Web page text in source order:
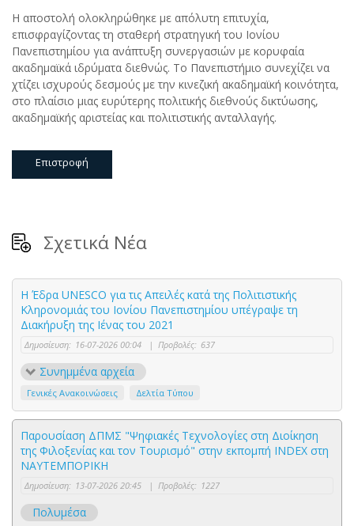
Η αποστολή ολοκληρώθηκε με απόλυτη επιτυχία,
επισφραγίζοντας τη σταθερή στρατηγική του Ιονίου
Πανεπιστημίου για ανάπτυξη συνεργασιών με κορυφαία
ακαδημαϊκά ιδρύματα διεθνώς. Το Πανεπιστήμιο συνεχίζει να
χτίζει ισχυρούς δεσμούς με την κινεζική ακαδημαϊκή κοινότητα,
στο πλαίσιο μιας ευρύτερης πολιτικής διεθνούς δικτύωσης,
ακαδημαϊκής αριστείας και πολιτιστικής ανταλλαγής.
Επιστροφή
Σχετικά Νέα
Η Έδρα UNESCO για τις Απειλές κατά της Πολιτιστικής
Κληρονομιάς του Ιονίου Πανεπιστημίου υπέγραψε τη
Διακήρυξη της Ιένας του 2021
Δημοσίευση: 16-07-2026 00:04 | Προβολές: 637
Συνημμένα αρχεία
Γενικές Ανακοινώσεις Δελτία Τύπου
Παρουσίαση ΔΠΜΣ "Ψηφιακές Τεχνολογίες στη Διοίκηση
της Φιλοξενίας και τον Τουρισμό" στην εκπομπή INDEX στη
ΝΑΥΤΕΜΠΟΡΙΚΗ
Δημοσίευση: 13-07-2026 20:45 | Προβολές: 1227
Πολυμέσα